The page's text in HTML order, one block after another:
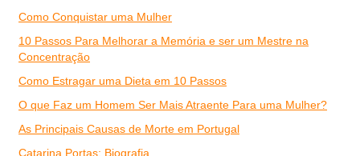
Como Conquistar uma Mulher
10 Passos Para Melhorar a Memória e ser um Mestre na
Concentração
Como Estragar uma Dieta em 10 Passos
O que Faz um Homem Ser Mais Atraente Para uma Mulher?
As Principais Causas de Morte em Portugal
Catarina Portas: Biografia